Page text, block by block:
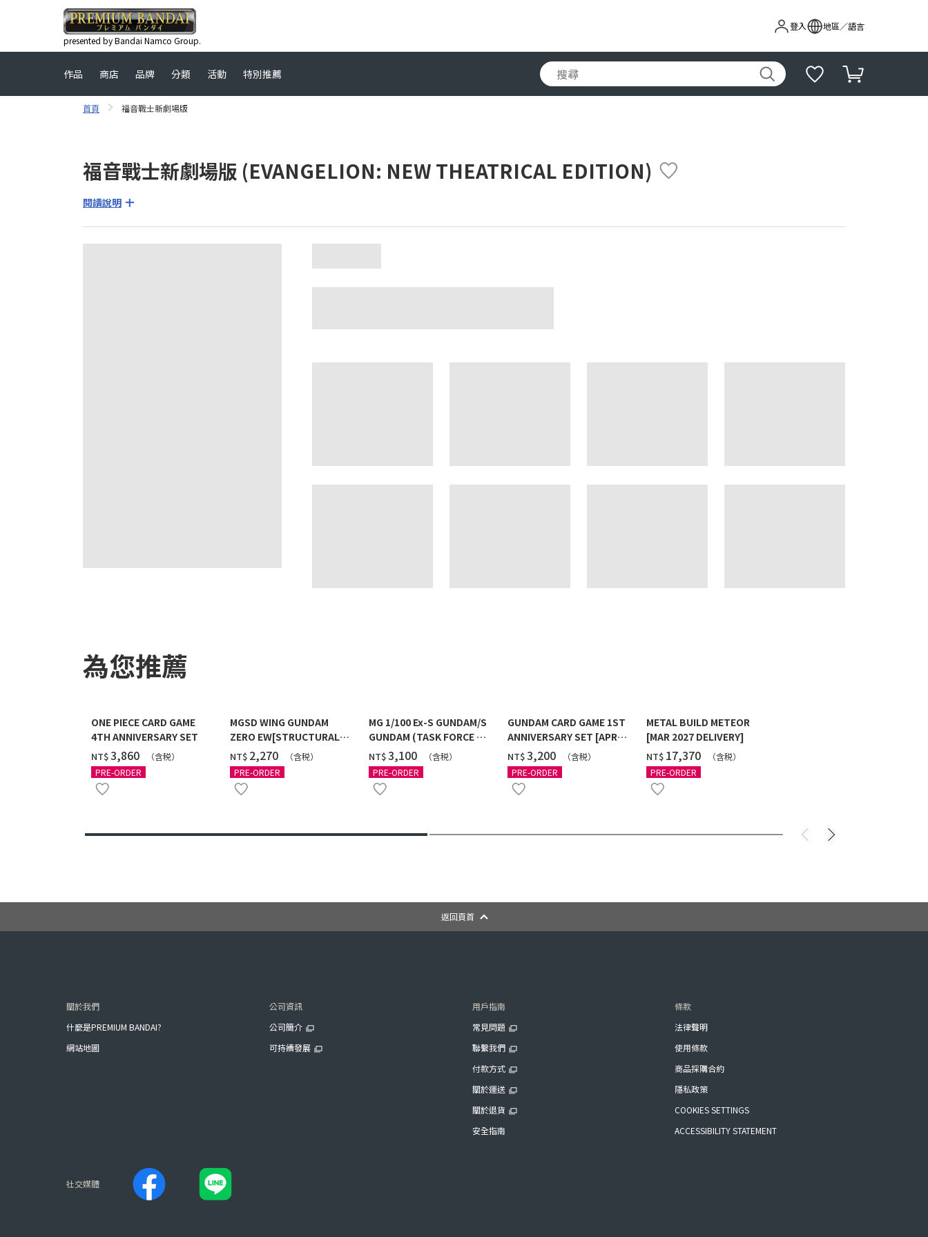
presented by Bandai Namco Group.
登入 地區／語言
作品 商店 品牌 分類 活動 特別推薦
首頁 福音戰士新劇場版
福音戰士新劇場版 (EVANGELION: NEW THEATRICAL EDITION)
閱讀說明
為您推薦
ONE PIECE CARD GAME
4TH ANNIVERSARY SET
NT$‌3,860
（含税）
PRE-ORDER
MGSD WING GUNDAM
ZERO EW[STRUCTURAL
COATING/BLACK] [2026年
12月發送]
NT$ ‌2,270
（含税）
PRE-ORDER
MG 1/100 Ex-S GUNDAM/S
GUNDAM (TASK FORCE α
Ver.) [2026年10月發送]
NT$‌3,100
（含税）
PRE-ORDER
GUNDAM CARD GAME 1ST
ANNIVERSARY SET [APR
2027 DELIVERY]
NT$‌3,200
（含税）
PRE-ORDER
METAL BUILD METEOR
[MAR 2027 DELIVERY]
NT$ ‌17,370
（含税）
PRE-ORDER
返回頁首
關於我們
什麼是PREMIUM BANDAI?
網站地圖
公司資訊
公司簡介
可持續發展
用戶指南
常見問題
聯繫我們
付款方式
關於運送
關於退貨
安全指南
條款
法律聲明
使用條款
商品採購合約
隱私政策
COOKIES SETTINGS
ACCESSIBILITY STATEMENT
社交媒體